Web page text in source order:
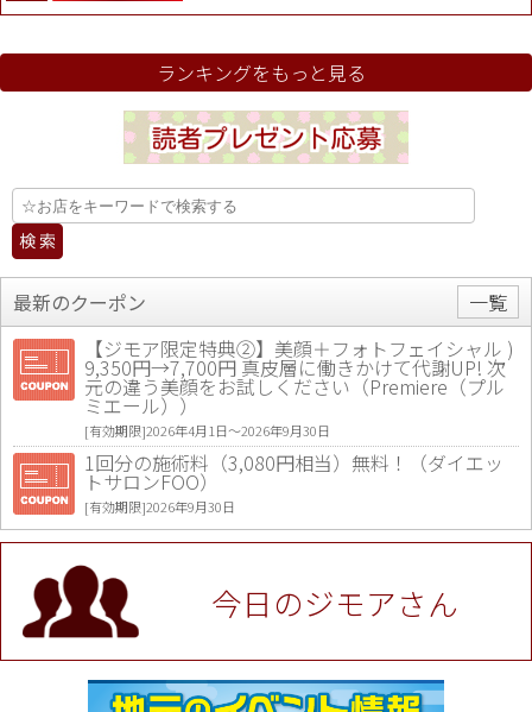
ランキングをもっと見る
最新のクーポン
一覧
【ジモア限定特典②】美顔＋フォトフェイシャル )
9,350円→7,700円 真皮層に働きかけて代謝UP! 次
元の違う美顔をお試しください（Premiere（プル
ミエール））
[有効期限]2026年4月1日〜2026年9月30日
1回分の施術料（3,080円相当）無料！（ダイエッ
トサロンFOO）
[有効期限]2026年9月30日
値段提示後「ジモア見た」で更に買い取り金額 U
P！※チケットと新品商品は除く（大黒屋 高田馬場
駅前店）
[有効期限]2026年9月30日
★ジモア限定特典★ お会計より全品5％OFF（ナチ
ュラル＆ハンドメイドショップ［マキマキ］）
[有効期限]2026年9月30日まで
今日のジモアさん